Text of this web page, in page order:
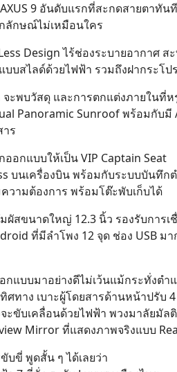
9 อันดับแรกที่สะกดสายตาทันที
ลักษณ์ไม่เหมือนใคร
Design ไร้ช่องระบายอากาศ ส
บบสไลด์ด้วยไฟฟ้า รวมถึงฝากระโป
จะพบวัสดุ และการตกแต่งภายในที่
Panoramic Sunroof พร้อมกับมี
ร
อกแบบให้เป็น VIP Captain Seat
บนเครื่องบิน พร้อมกับระบบบันทึก
ามต้องการ พร้อมโต๊ะพับเก็บได้
ผัสขนาดใหญ่ 12.3 นิ้ว รองรับการเ
ที่มีลำโพง 12 จุด ช่อง USB ม
แบบมาอย่างดีไม่เว้นแม้กระทั่งตำ
ศทาง เบาะผู้โดยสารด้านหน้าปรับ
ะขับเคลื่อนด้วยไฟฟ้า พวงมาลัยมั
Mirror ที่แสดงภาพจริงแบบ
บขี่ พูดสั้น ๆ ได้เลยว่า